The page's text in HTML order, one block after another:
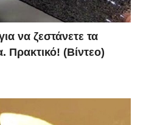
να ζεστάνετε τα
Πρακτικό! (Βίντεο)